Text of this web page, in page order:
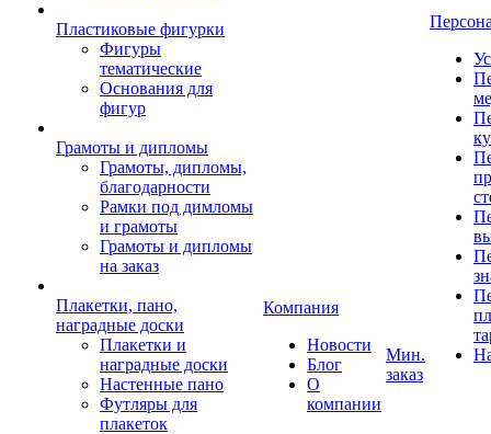
Пластиковые фигурки
Фигуры
тематические
Основания для
фигур
Грамоты и дипломы
Грамоты, дипломы,
благодарности
Рамки под димломы
и грамоты
Грамоты и дипломы
на заказ
Плакетки, пано,
наградные доски
Плакетки и
наградные доски
Настенные пано
Футляры для
плакеток
Компания
Новости
Блог
О
компании
Мин.
заказ